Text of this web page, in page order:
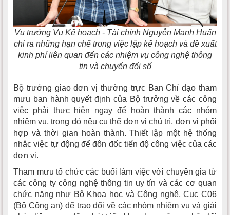
Vụ trưởng Vụ Kế hoạch - Tài chính Nguyễn Mạnh Huấn
chỉ ra những hạn chế trong việc lập kế hoạch và đề xuất
kinh phí liên quan đến các nhiệm vụ công nghệ thông
tin và chuyển đổi số
Bộ trưởng giao đơn vị thường trực Ban Chỉ đạo tham
mưu ban hành quyết định của Bộ trưởng về các công
việc phải thực hiện ngay để hoàn thành các nhóm
nhiệm vụ, trong đó nêu cụ thể đơn vị chủ trì, đơn vị phối
hợp và thời gian hoàn thành. Thiết lập một hệ thống
nhắc việc tự động để đôn đốc tiến độ công việc của các
đơn vị.
Tham mưu tổ chức các buổi làm việc với chuyên gia từ
các công ty công nghệ thông tin uy tín và các cơ quan
chức năng như Bộ Khoa học và Công nghệ, Cục C06
(Bộ Công an) để trao đổi về các nhóm nhiệm vụ và giải